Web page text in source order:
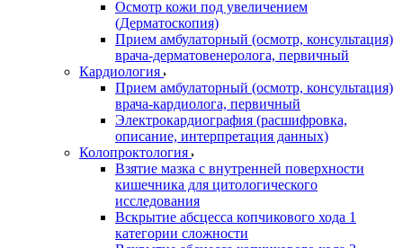
Осмотр кожи под увеличением
(Дерматоскопия)
Прием амбулаторный (осмотр, консультация)
врача-дерматовенеролога, первичный
Кардиология
Прием амбулаторный (осмотр, консультация)
врача-кардиолога, первичный
Электрокардиография (расшифровка,
описание, интерпретация данных)
Колопроктология
Взятие мазка с внутренней поверхности
кишечника для цитологического
исследования
Вскрытие абсцесса копчикового хода 1
категории сложности